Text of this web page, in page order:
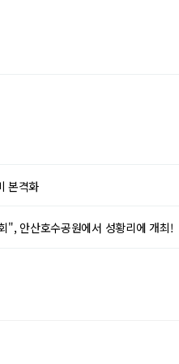
본격화
", 안산호수공원에서 성황리에 개최!